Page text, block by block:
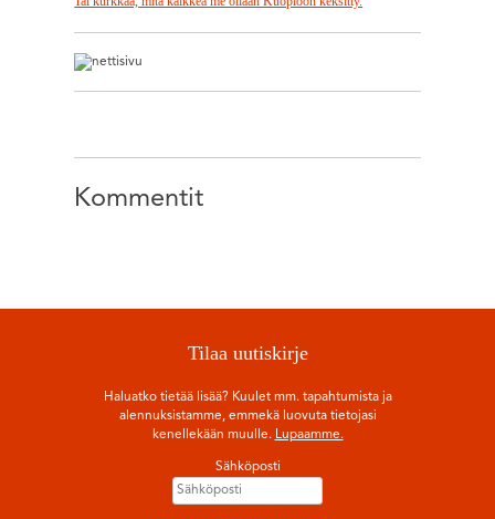
Kommentit
Tilaa uutiskirje
Haluatko tietää lisää? Kuulet mm. tapahtumista ja
alennuksistamme, emmekä luovuta tietojasi
kenellekään muulle. Lupaamme.
Sähköposti